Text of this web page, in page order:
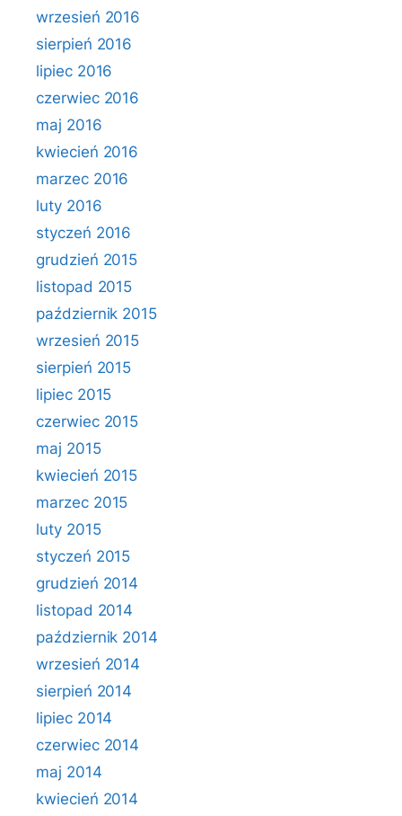
wrzesień 2016
sierpień 2016
lipiec 2016
czerwiec 2016
maj 2016
kwiecień 2016
marzec 2016
luty 2016
styczeń 2016
grudzień 2015
listopad 2015
październik 2015
wrzesień 2015
sierpień 2015
lipiec 2015
czerwiec 2015
maj 2015
kwiecień 2015
marzec 2015
luty 2015
styczeń 2015
grudzień 2014
listopad 2014
październik 2014
wrzesień 2014
sierpień 2014
lipiec 2014
czerwiec 2014
maj 2014
kwiecień 2014